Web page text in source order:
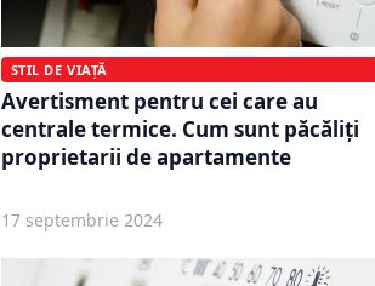
STIL DE VIAȚĂ
Avertisment pentru cei care au
centrale termice. Cum sunt păcăliți
proprietarii de apartamente
17 septembrie 2024